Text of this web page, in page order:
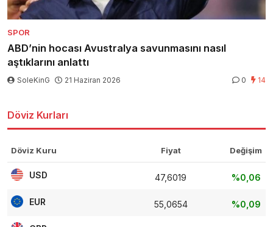
SPOR
ABD’nin hocası Avustralya savunmasını nasıl
aştıklarını anlattı
SoleKinG 21 Haziran 2026 0 14
Döviz Kurları
Döviz Kuru Fiyat Değişim
USD 47,6019 %0,06
EUR 55,0654 %0,09